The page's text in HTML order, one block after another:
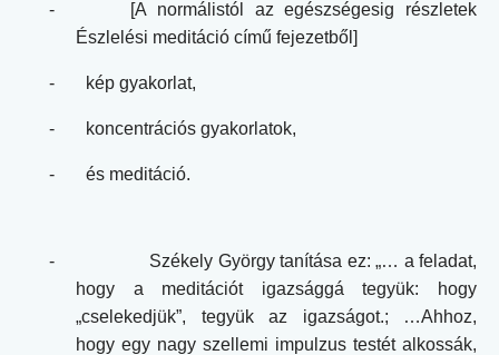
-
[A normálistól az egészségesig részletek
Észlelési meditáció című fejezetből]
- kép gyakorlat,
- koncentrációs gyakorlatok,
- és meditáció.
-
Székely György tanítása ez: „… a feladat,
hogy a meditációt igazsággá tegyük: hogy
„cselekedjük”, tegyük az igazságot.; …Ahhoz,
hogy egy nagy szellemi impulzus testét alkossák,